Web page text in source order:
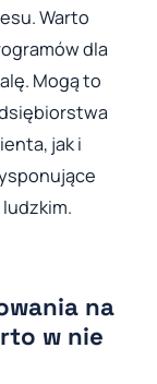
Warto
dla
Mogą to
jak i
na
w nie